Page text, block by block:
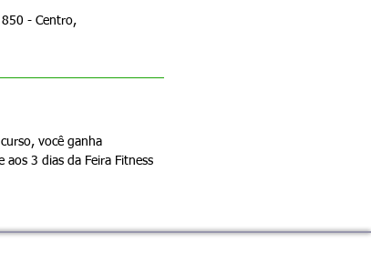
850 - Centro,
você ganha
aos 3 dias da Feira Fitness